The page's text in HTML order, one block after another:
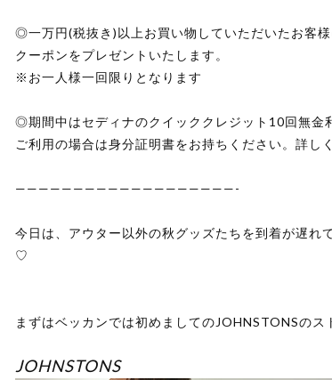
◎一万円(税抜き)以上お買い物していただいたお客
クーポンをプレゼントいたします。
※お一人様一回限りとなります
◎期間中はセディナのクイッククレジット10回無金
ご利用の場合は身分証明書をお持ちください。詳し
———————————————————-
今日は、アウター以外の秋グッズたちを到着が遅
♡
まずはベッカンでは初めましてのJOHNSTONSのス
JOHNSTONS